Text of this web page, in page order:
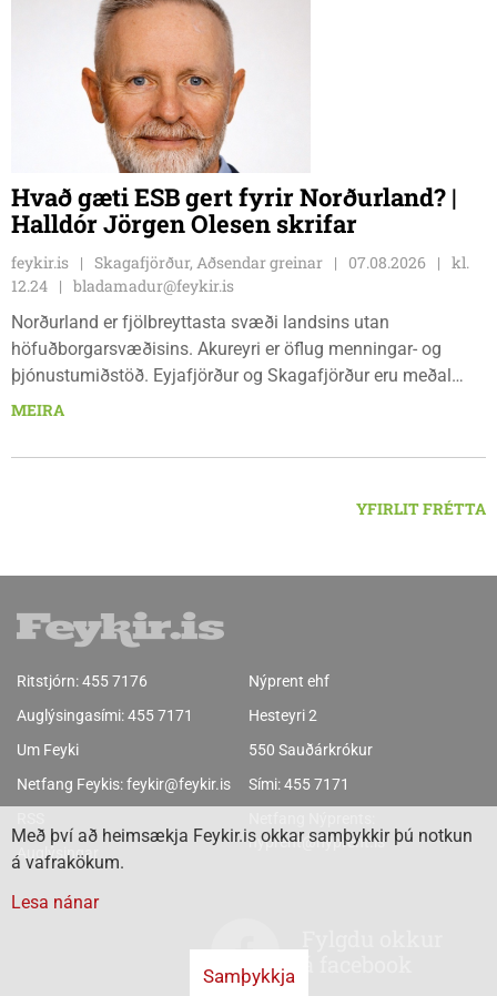
fimmtudaga kl. 10:00 - 14:00 og föstudaga kl. 10:00 - 12:00.
Skagaströnd, stjórnsýsluhúsi að Túnbraut 1-3, Skagaströnd,
mánudaga - fimmtudaga kl. 09:00 - 12:00 og 13:00 - 15:00,
frá og með mánudeginum 17. ágúst 2026.
Hvað gæti ESB gert fyrir Norðurland? |
Halldór Jörgen Olesen skrifar
feykir.is Skagafjörður, Aðsendar greinar 07.08.2026
kl.
12.24
bladamadur@feykir.is
Norðurland er fjölbreyttasta svæði landsins utan
höfuðborgarsvæðisins. Akureyri er öflug menningar- og
þjónustumiðstöð. Eyjafjörður og Skagafjörður eru meðal
bestu landbúnaðarsvæða landsins. Dalvík, Siglufjörður og
svæðinu er verið að þróa orkuverkefni og nýsköpun.
MEIRA
YFIRLIT FRÉTTA
Ritstjórn:455 7176
Auglýsingasími:455 7171
Um Feyki
Netfang Feykis:feykir@feykir.is
Auglýsingar
Nýprent ehf
Hesteyri 2
550 Sauðárkrókur
Sími:455 7171
nyprent@nyprent.is
Með því að heimsækja Feykir.is okkar samþykkir þú notkun
á vafrakökum.
Lesa nánar
Samþykkja